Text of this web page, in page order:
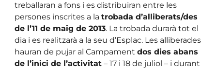
treballaran a fons i es distribuiran entre les
persones inscrites a la trobada d’alliberats/des
de l’11 de maig de 2013. La trobada durarà tot el
dia i es realitzarà a la seu d’Esplac. Les alliberades
hauran de pujar al Campament dos dies abans
de l’inici de l’activitat – 17 i 18 de juliol – i durant